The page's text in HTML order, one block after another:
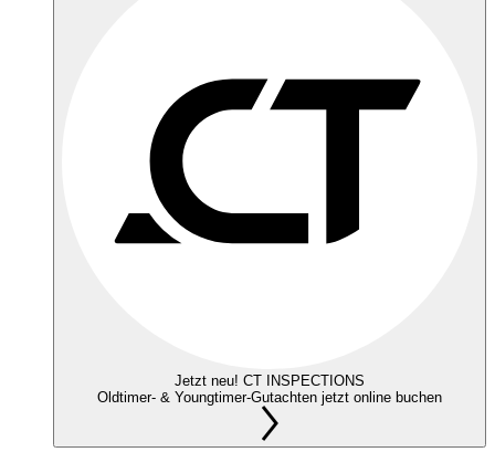
Jetzt neu! CT INSPECTIONS
Oldtimer- & Youngtimer-Gutachten jetzt online buchen